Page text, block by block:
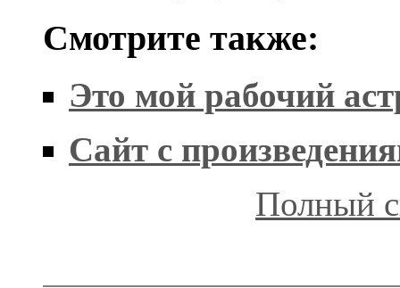
Смотрите также:
Это мой рабочий
Сайт с
Полный